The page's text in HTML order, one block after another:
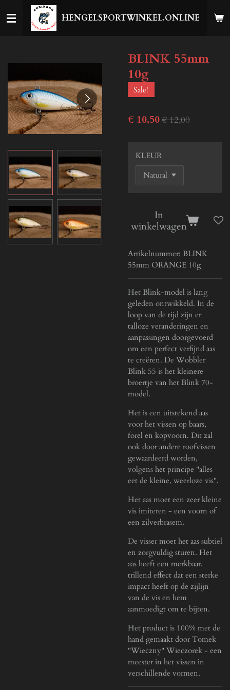
direct
HENGELSPORTWINKEL.ONLINE
BLINK 55mm
10g
Sale!
€ 10,50€ 12,00
KLEUR
In
winkelwagen
Artikelnummer: BLINK
55mm ORANGE 10g
Het Blink-model is lang
geleden ontwikkeld. In de
loop van de tijd zijn er
talloze veranderingen en
aanpassingen doorgevoerd
om een perfect verfijnd aas
te creëren. De Wobbler
Blink 55 is het kleinere
broertje van het Blink 70-
model.
Het is een uitstekend aas
voor het vissen op baars,
forel en kopvoorn. Dit zal
ook door andere roofvissen
gewaardeerd worden,
volgens het principe "alles
eet de kleine, weerloze vis".
Het aas moet een zeer kleine
vis imiteren - een voorn of
een zilverbrasem.
De visser moet het aas subtiel
en zorgvuldig sturen. Het
aas heeft een merkbaar,
trillend effect dat een sterke
impact heeft op de zijlijn
van de vis en hem
aanmoedigt om te bijten.
Het product is 100% met de
hand gemaakt door Tomek
"Wieczny" Wieczorek - een
meester in het vissen in
verschillende vormen.